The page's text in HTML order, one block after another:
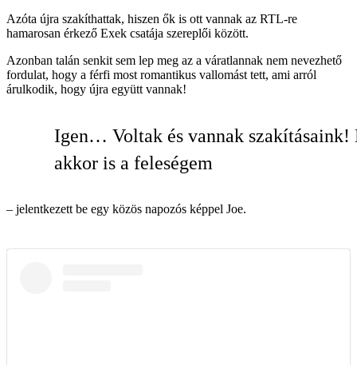
Azóta újra szakíthattak, hiszen ők is ott vannak az RTL-re
hamarosan érkező Exek csatája szereplői között.
Azonban talán senkit sem lep meg az a váratlannak nem nevezhető
fordulat, hogy a férfi most romantikus vallomást tett, ami arról
árulkodik, hogy újra együtt vannak!
Igen… Voltak és vannak
akkor is a feleségem
– jelentkezett be egy közös napozós képpel Joe.